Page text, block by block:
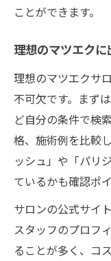
ことができます。
理想のマツエク
理想のマツエクサ
不可欠です。まず
ど自分の条件で検
格、施術例を比較
ッシュ」や「パリ
ているかも確認ポ
サロンの公式サイ
スタッフのプロフ
ることが多く、コ